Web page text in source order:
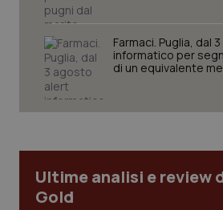
Farmaci. Puglia, dal
informatico per
di un equivalente
Ultime analisi e review
Gold
VISITOR_PRIVACY_METADATA